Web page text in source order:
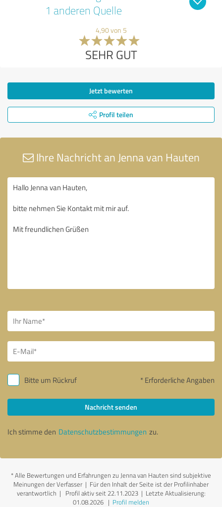
1 anderen Quelle
4,90 von 5
SEHR GUT
Jetzt bewerten
Profil teilen
Ihre Nachricht an Jenna van Hauten
Bitte um Rückruf * Erforderliche Angaben
Nachricht senden
Ich stimme den Datenschutzbestimmungen zu.
*Alle Bewertungen und Erfahrungen zu Jenna van Hauten sind subjektive
Meinungen der Verfasser | Für den Inhalt der Seite ist der Profilinhaber
verantwortlich | Profil aktiv seit 22.11.2023 | Letzte Aktualisierung:
01.08.2026 | Profil melden